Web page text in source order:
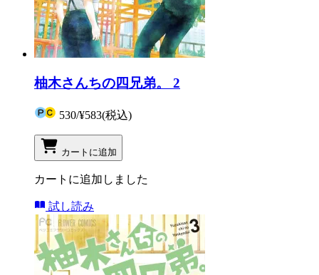
柚木さんちの四兄弟。 2
530/¥583(税込)
カートに追加
カートに追加しました
試し読み